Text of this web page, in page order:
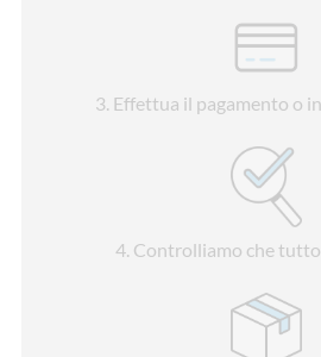
3. Effettua il pagamento o
4. Controlliamo che